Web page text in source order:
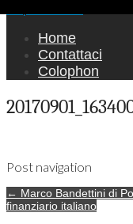
Home
Contattaci
Colophon
Post navigation
← Marco Bandettini di
finanziario italiano